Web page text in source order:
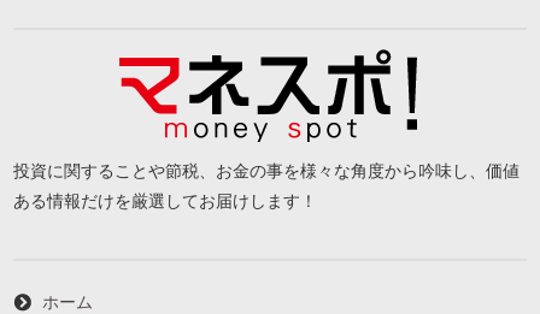
投資に関することや節税、お金の事を様々な角度から吟味し、価値
ある情報だけを厳選してお届けします！
ホーム